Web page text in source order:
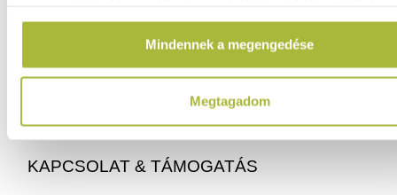
Mindennek a megengedése
Megtagadom
info@hfse.hu
KAPCSOLAT & TÁMOGATÁS